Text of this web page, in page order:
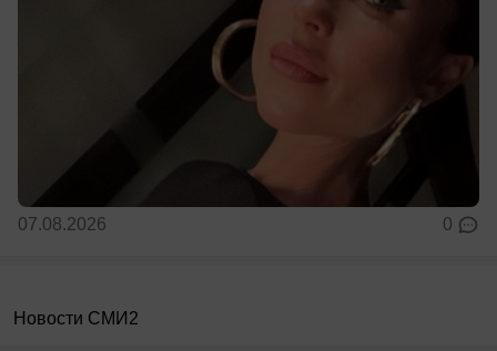
07.08.2026 0
Новости СМИ2